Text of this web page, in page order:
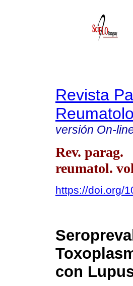
Revista
versión On-
Rev. parag.
reumatol.
https://doi.org/
con